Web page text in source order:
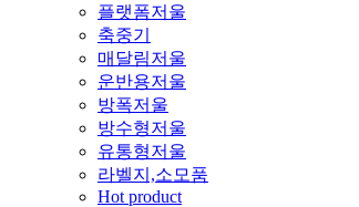
플랫폼저울
축중기
매달림저울
운반용저울
방폭저울
방수형저울
유통형저울
라벨지,소모품
Hot product